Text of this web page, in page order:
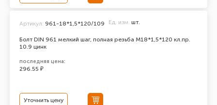
Болт DIN 961 мелкий шаг, полная резьба M18*1,5*120 кл.пр.
10.9 цинк
Артикул: 961-18*1,5*120/109 Ед. изм. шт.
последняя цена:
296.55 ₽
Уточнить цену